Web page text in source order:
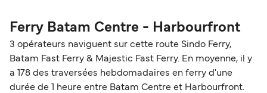
Ferry Batam Centre - Harbourfront
3 opérateurs naviguent sur cette route Sindo Ferry,
Batam Fast Ferry & Majestic Fast Ferry. En moyenne, il y
a 178 des traversées hebdomadaires en ferry d'une
durée de 1 heure entre Batam Centre et Harbourfront.